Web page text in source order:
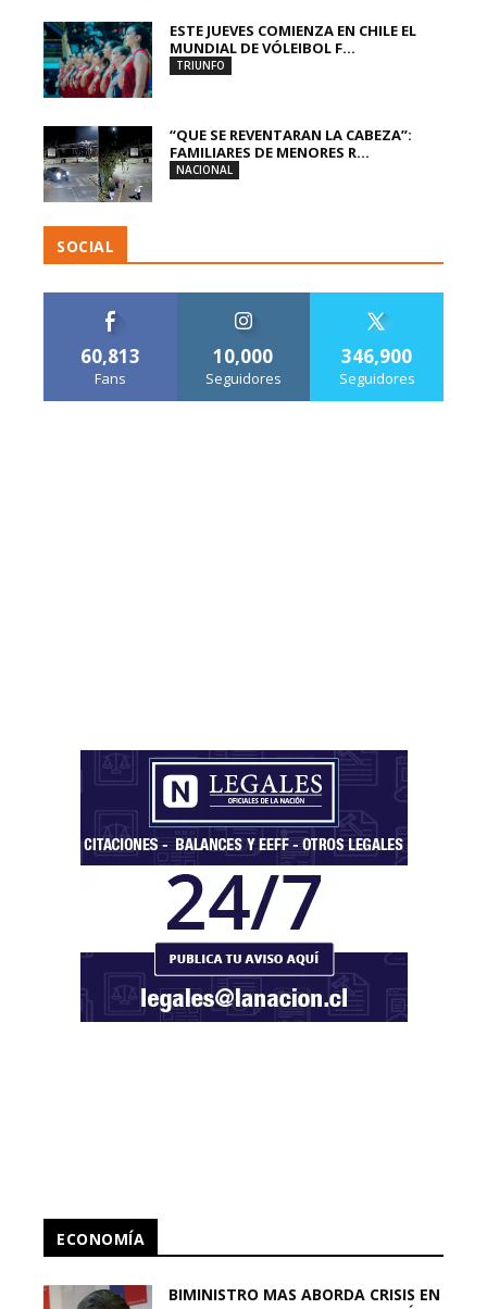
ESTE JUEVES COMIENZA EN CHILE EL
MUNDIAL DE VÓLEIBOL F...
TRIUNFO
“QUE SE REVENTARAN LA CABEZA”:
FAMILIARES DE MENORES R...
NACIONAL
SOCIAL
60,813
Fans
10,000
Seguidores
346,900
Seguidores
ECONOMÍA
BIMINISTRO MAS ABORDA CRISIS EN